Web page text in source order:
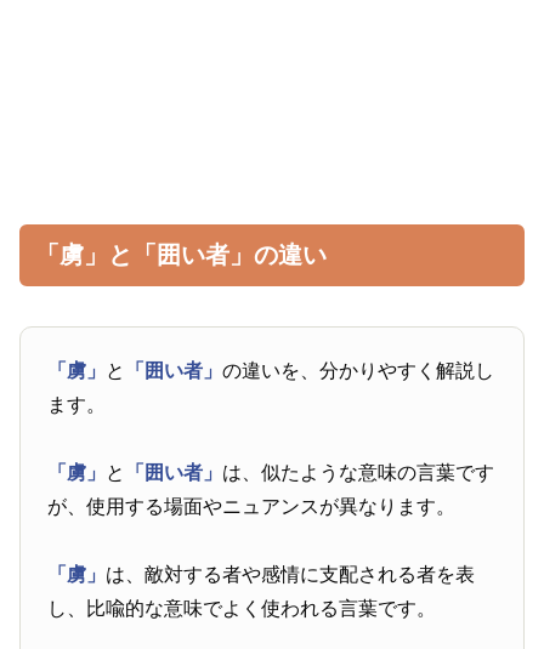
「虜」と「囲い者」の違い
「虜」 と 「囲い者」の違いを、分かりやすく解説し
ます。
「虜」 と 「囲い者」 は、似たような意味の言葉です
が、使用する場面やニュアンスが異なります。
「虜」 は、敵対する者や感情に支配される者を表
し、比喩的な意味でよく使われる言葉です。